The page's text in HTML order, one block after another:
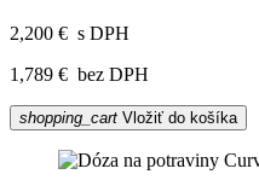
2,200 € s DPH
1,789 € bez DPH
shopping_cart Vložiť do košíka